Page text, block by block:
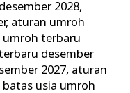
2028,
, aturan umroh
umroh terbaru
desember
2027, aturan
batas usia umroh